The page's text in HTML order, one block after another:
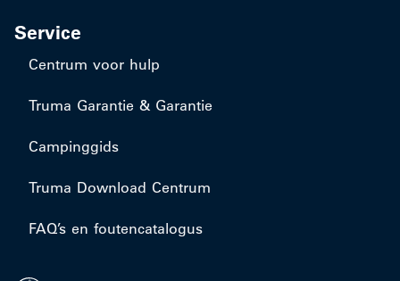
Service
Centrum voor hulp
Truma Garantie & Garantie
Campinggids
Truma Download Centrum
FAQ’s en foutencatalogus